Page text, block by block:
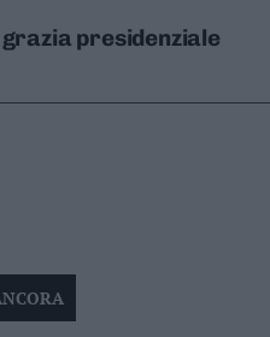
presidenziale